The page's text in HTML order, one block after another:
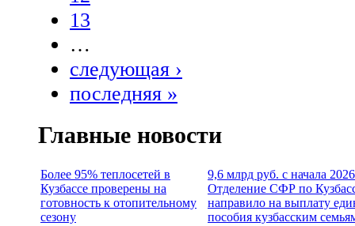
13
…
следующая ›
последняя »
Главные новости
Более 95% теплосетей в
Кузбассе проверены на
готовность к отопительному
сезону
9,6 млрд руб. с начала
Отделение СФР по
направило на выплату
пособия кузбасским